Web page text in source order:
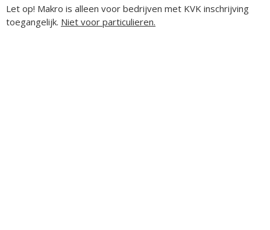
Let op! Makro is alleen voor bedrijven met KVK inschrijving
toegangelijk. Niet voor particulieren.